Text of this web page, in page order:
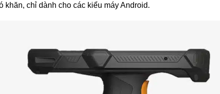
chỉ dành cho các kiểu máy Android.